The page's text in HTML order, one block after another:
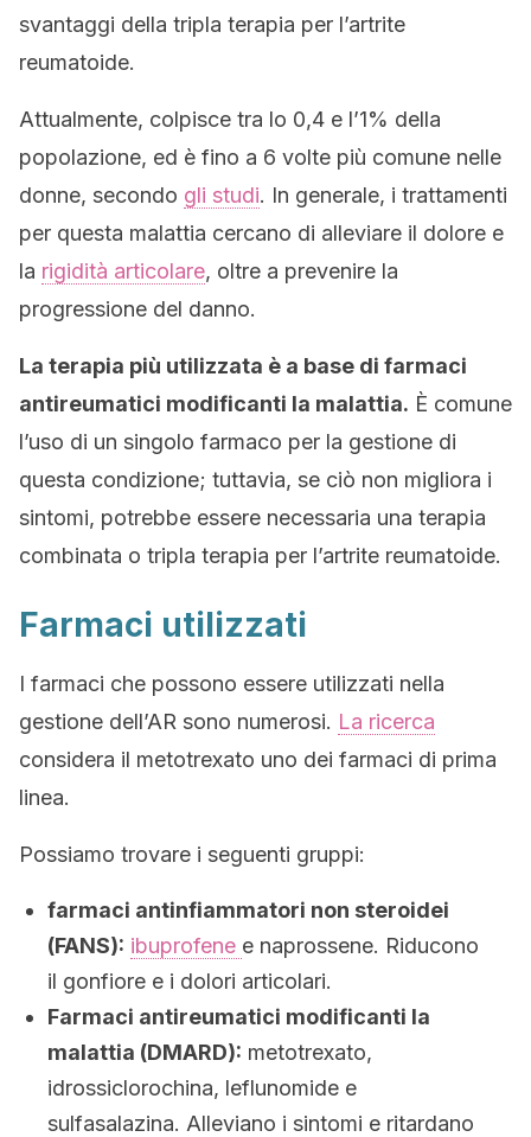
svantaggi della tripla terapia per l’artrite
reumatoide.
Attualmente, colpisce tra lo 0,4 e l’1% della
popolazione, ed è fino a 6 volte più comune nelle
donne, secondo gli studi. In generale, i trattamenti
per questa malattia cercano di alleviare il dolore e
la rigidità articolare, oltre a prevenire la
progressione del danno.
La terapia più utilizzata è a base di farmaci
antireumatici modificanti la malattia. È comune
l’uso di un singolo farmaco per la gestione di
questa condizione; tuttavia, se ciò non migliora i
sintomi, potrebbe essere necessaria una terapia
combinata o tripla terapia per l’artrite reumatoide.
Farmaci utilizzati
I farmaci che possono essere utilizzati nella
gestione dell’AR sono numerosi. La ricerca
considera il metotrexato uno dei farmaci di prima
linea.
Possiamo trovare i seguenti gruppi:
farmaci antinfiammatori non steroidei
(FANS): ibuprofene e naprossene. Riducono
il gonfiore e i dolori articolari.
Farmaci antireumatici modificanti la
malattia (DMARD): metotrexato,
idrossiclorochina, leflunomide e
sulfasalazina. Alleviano i sintomi e ritardano